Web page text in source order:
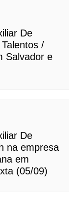
De
/
Salvador e
De
na empresa
em
(05/09)